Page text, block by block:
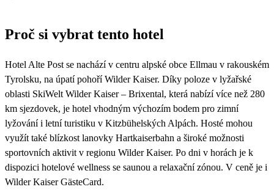
Proč si vybrat tento hotel
Hotel Alte Post se nachází v centru alpské obce Ellmau v rakouském
Tyrolsku, na úpatí pohoří Wilder Kaiser. Díky poloze v lyžařské
oblasti SkiWelt Wilder Kaiser – Brixental, která nabízí více než 280
km sjezdovek, je hotel vhodným výchozím bodem pro zimní
lyžování i letní turistiku v Kitzbühelských Alpách. Hosté mohou
využít také blízkost lanovky Hartkaiserbahn a široké možnosti
sportovních aktivit v regionu Wilder Kaiser. Po dni v horách je k
dispozici hotelové wellness se saunou a relaxační zónou. V ceně je i
Wilder Kaiser GästeCard.